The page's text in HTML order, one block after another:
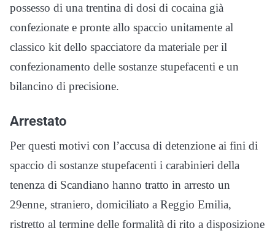
possesso di una trentina di dosi di cocaina già
confezionate e pronte allo spaccio unitamente al
classico kit dello spacciatore da materiale per il
confezionamento delle sostanze stupefacenti e un
bilancino di precisione.
Arrestato
Per questi motivi con l’accusa di detenzione ai fini di
spaccio di sostanze stupefacenti i carabinieri della
tenenza di Scandiano hanno tratto in arresto un
29enne, straniero, domiciliato a Reggio Emilia,
ristretto al termine delle formalità di rito a disposizione